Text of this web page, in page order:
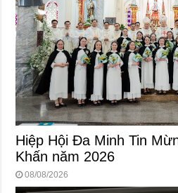
Hiệp Hội Đa Minh Tin
Khấn năm 2026
08/08/2026